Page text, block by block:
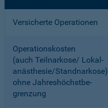
Versicherte Operationen
Operationskosten
(auch Teilnarkose/ Lokal­
anästhesie/Standnarkose)
ohne Jahreshöchstbe­
grenzung